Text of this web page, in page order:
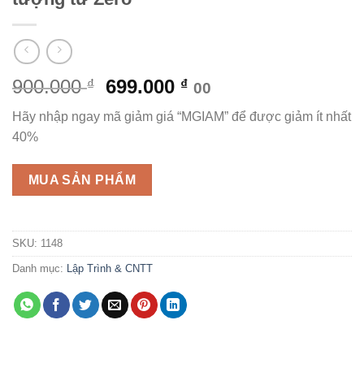
900.000₫
Giá
gốc
là:
699.000 ₫Giá
tại
00
Hãy nhập ngay mã giảm giá “MGIAM” để được giảm ít nhất
40%
MUA SẢN PHẨM
SKU: 1148
Danh mục: Lập Trình & CNTT